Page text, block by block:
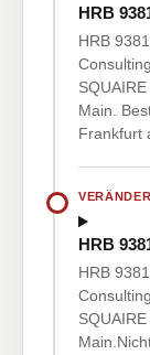
HRB
HRB
Main.
Frankfurt
HRB
HRB